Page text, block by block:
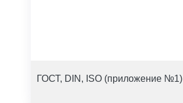
ГОСТ, DIN, ISO (приложение №1)